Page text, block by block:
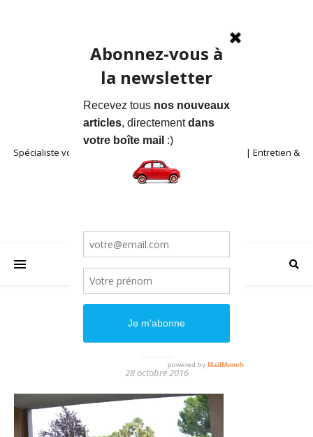
Spécialiste voitures anciennes en Provence | Location | Entretien &
Restauration | Blog
28 octobre 2016